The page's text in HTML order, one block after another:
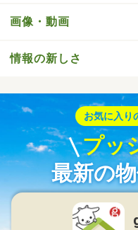
画像・動画
情報の新しさ
お気に入り
プッ
最新の